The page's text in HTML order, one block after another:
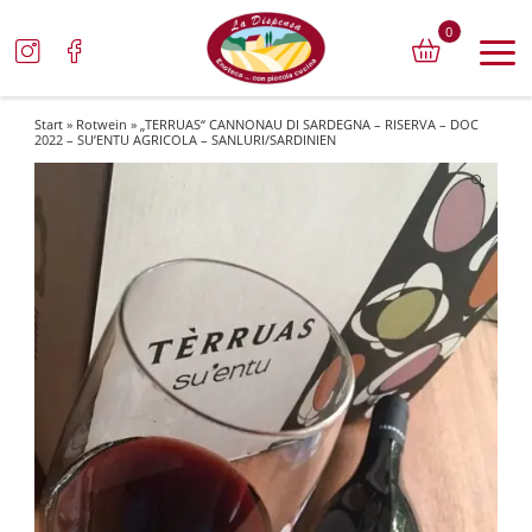
0
Start » Rotwein » „TERRUAS“ CANNONAU DI SARDEGNA – RISERVA – DOC
2022 – SU’ENTU AGRICOLA – SANLURI/SARDINIEN
🔍